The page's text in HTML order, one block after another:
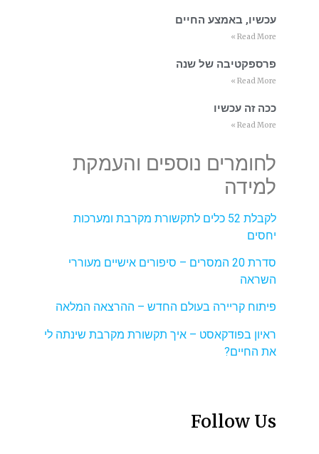
עכשיו, באמצע החיים
Read More »
פרספקטיבה של שנה
Read More »
ככה זה עכשיו
Read More »
לחומרים נוספים והעמקת
למידה
לקבלת 52 כלים לתקשורת מקרבת ומערכות
יחסים
סדרת 20 המסרים – סיפורים אישיים מעוררי
השראה
פיתוח קריירה בעולם החדש – ההרצאה המלאה
ראיון בפודקאסט – איך תקשורת מקרבת שינתה לי
את החיים?
Follow Us